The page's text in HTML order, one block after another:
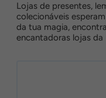
Lojas de presentes,
colecionáveis
da tua magia,
encantadoras lojas da